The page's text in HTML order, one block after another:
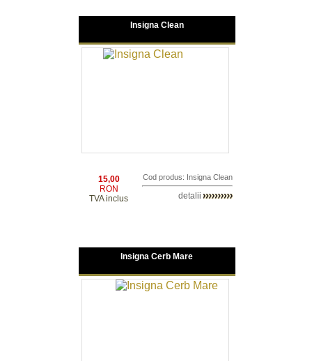
Insigna Clean
15,00
RON
TVA inclus
Cod produs: Insigna Clean
detalii
Insigna Cerb Mare